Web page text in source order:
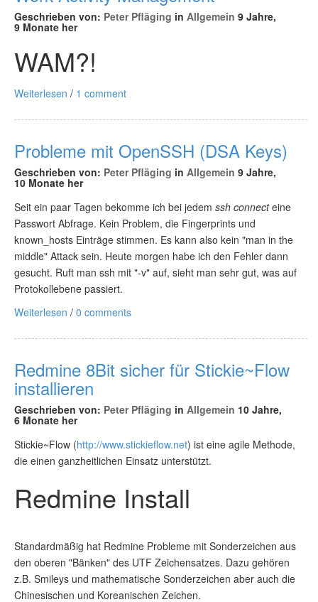
Geschrieben von: Peter Pfläging in Allgemein 9 Jahre,
9 Monate her
WAM?!
Weiterlesen / 1 comment
Probleme mit OpenSSH (DSA Keys)
Geschrieben von: Peter Pfläging in Allgemein 9 Jahre,
10 Monate her
Seit ein paar Tagen bekomme ich bei jedem ssh connecteine
Passwort Abfrage. Kein Problem, die Fingerprints und
known_hosts Einträge stimmen. Es kann also kein "man in the
middle" Attack sein. Heute morgen habe ich den Fehler dann
gesucht. Ruft man ssh mit "-v" auf, sieht man sehr gut, was auf
Protokollebene passiert.
Weiterlesen / 0 comments
Redmine 8Bit sicher für Stickie~Flow
installieren
Geschrieben von: Peter Pfläging in Allgemein 10 Jahre,
6 Monate her
Stickie~Flow (http://www.stickieflow.net) ist eine agile Methode,
die einen ganzheitlichen Einsatz unterstützt.
Redmine Install
Standardmäßig hat Redmine Probleme mit Sonderzeichen aus
den oberen "Bänken" des UTF Zeichensatzes. Dazu gehören
z.B. Smileys und mathematische Sonderzeichen aber auch die
Chinesischen und Koreanischen Zeichen.